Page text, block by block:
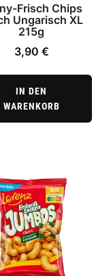
Frisch Chips
Ungarisch XL
215g
3,90 €
IN DEN
WARENKORB